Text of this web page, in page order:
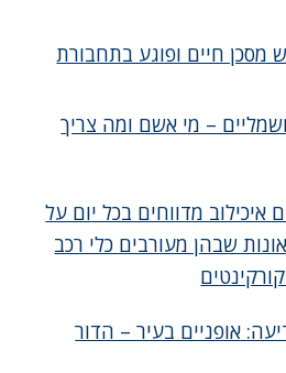
מסכן חיים ופוגע בתחבורת
– מי אשם ומה צריך
איכילוב מדווחים בכל יום על
שבהן מעורבים כלי רכב
אופניים בעיר – הדור